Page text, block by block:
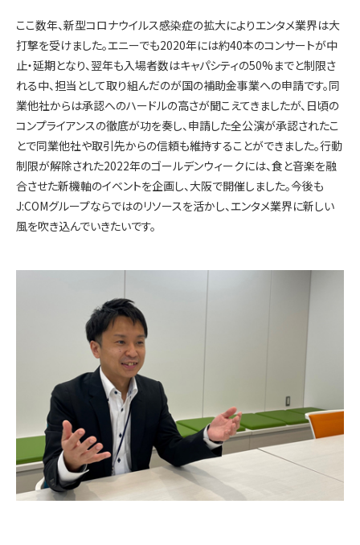
ここ数年、新型コロナウイルス感染症の拡大によりエンタメ業界は大
打撃を受けました。エニーでも2020年には約40本のコンサートが中
止・延期となり、翌年も入場者数はキャパシティの50%までと制限さ
れる中、担当として取り組んだのが国の補助金事業への申請です。同
業他社からは承認へのハードルの高さが聞こえてきましたが、日頃の
コンプライアンスの徹底が功を奏し、申請した全公演が承認されたこ
とで同業他社や取引先からの信頼も維持することができました。行動
制限が解除された2022年のゴールデンウィークには、食と音楽を融
合させた新機軸のイベントを企画し、大阪で開催しました。今後も
J:COMグループならではのリソースを活かし、エンタメ業界に新しい
風を吹き込んでいきたいです。